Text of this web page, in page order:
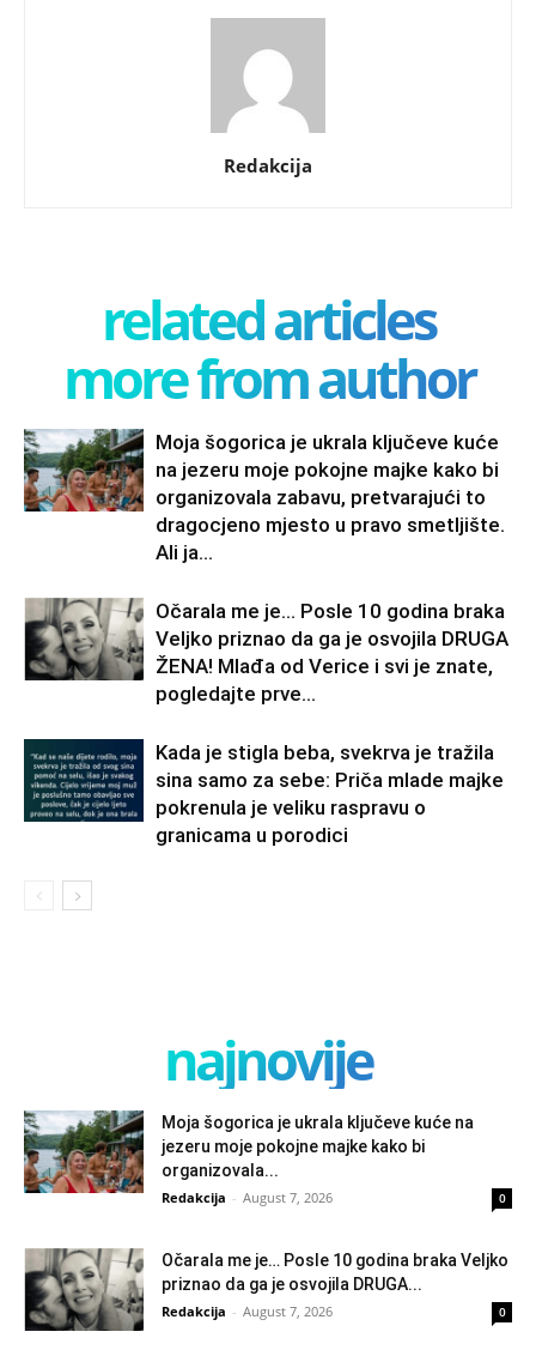
Redakcija
related articles
more from author
Moja šogorica je ukrala ključeve kuće
na jezeru moje pokojne majke kako bi
organizovala zabavu, pretvarajući to
dragocjeno mjesto u pravo smetljište.
Ali ja...
Očarala me je… Posle 10 godina braka
Veljko priznao da ga je osvojila DRUGA
ŽENA! Mlađa od Verice i svi je znate,
pogledajte prve...
Kada je stigla beba, svekrva je tražila
sina samo za sebe: Priča mlade majke
pokrenula je veliku raspravu o
granicama u porodici
najnovije
Moja šogorica je ukrala ključeve kuće na
jezeru moje pokojne majke kako bi
organizovala...
Redakcija - August 7, 2026 0
Očarala me je… Posle 10 godina braka Veljko
priznao da ga je osvojila DRUGA...
Redakcija - August 7, 2026 0